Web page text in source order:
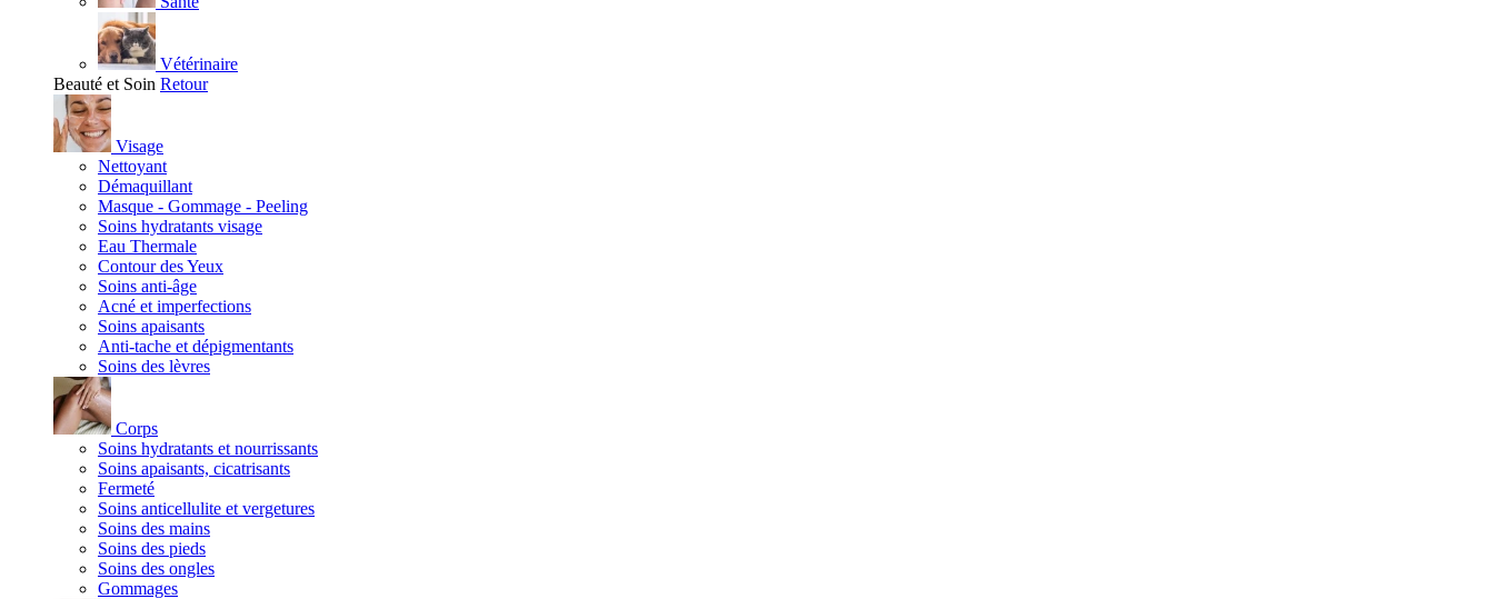
Vétérinaire
Beauté et Soin Retour
Visage
Nettoyant
Démaquillant
Masque - Gommage - Peeling
Soins hydratants visage
Eau Thermale
Contour des Yeux
Soins anti-âge
Acné et imperfections
Soins apaisants
Anti-tache et dépigmentants
Soins des lèvres
Corps
Soins hydratants et nourrissants
Soins apaisants, cicatrisants
Fermeté
Soins anticellulite et vergetures
Soins des mains
Soins des pieds
Soins des ongles
Gommages